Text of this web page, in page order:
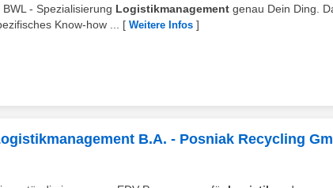
- Spezialisierung Logistikmanagement genau Dein Ding.
Know-how ...
[ Weitere Infos ]
B.A. - Posniak Recycling